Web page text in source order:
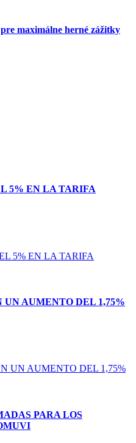
maximálne herné zážitky
5% EN LA TARIFA
UN AUMENTO DEL 1,75%
PARA LOS